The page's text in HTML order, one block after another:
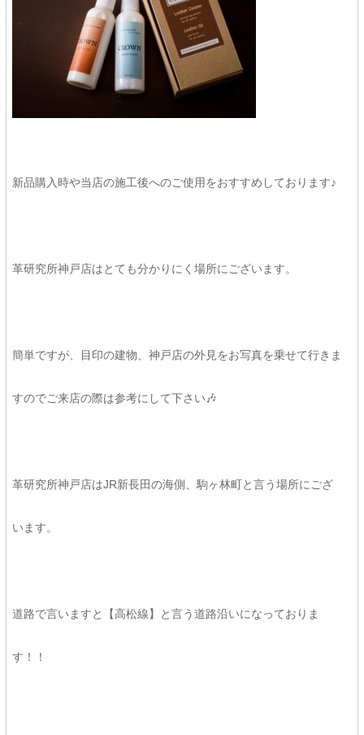
新品購入時や当店の施工後へのご使用をおすすめしております♪
革研究所神戸店はとても分かりにく場所にございます。
簡単ですが、目印の建物、神戸店の外見をお写真を乗せて行きま
すのでご来店の際は参考にして下さい🎶
革研究所神戸店はJR新長田の海側、駒ヶ林町と言う場所にござ
います。
道路で言いますと【高松線】と言う道路沿いになっておりま
す！！